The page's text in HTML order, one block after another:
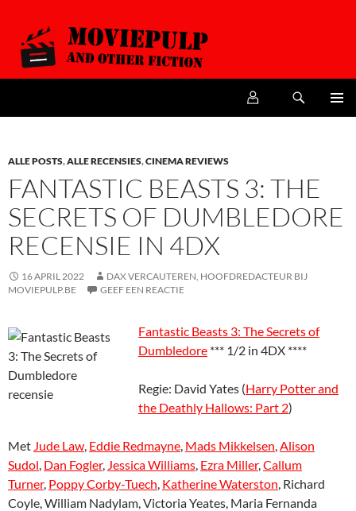
INHOUD
ALLE POSTS,ALLE RECENSIES,CINEMA REVIEWS
FANTASTIC BEASTS 3: THE
SECRETS OF DUMBLEDORE
RECENSIE IN 4DX
16 APRIL 2022
DAX VERCAUTEREN, HOOFDREDACTEUR BIJ
MOVIEPULP.BE
GEEF EEN REACTIE
Fantastic Beasts 3: The Secrets of
Dumbledore *** 1/2 in 4DX ****
Regie: David Yates (Harry Potter and
the Deathly Hallows: Part 2)
Met Jude Law, Eddie Redmayne, Mads Mikkelsen,Alison
Sudol, Dan Fogler, Jessica Williams, Ezra Miller,Callum
Turner, Poppy Corby-Tuech, Katherine Waterston, Richard
Coyle, William Nadylam, Victoria Yeates, Maria Fernanda